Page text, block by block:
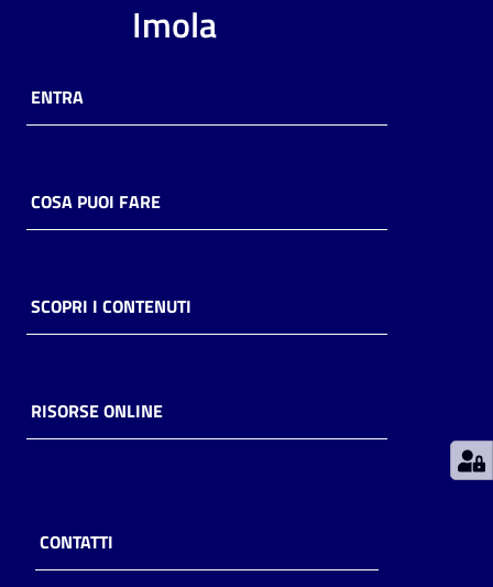
Casa
Piani
Archivio
storico
Patto
Imola
ENTRA
COSA PUOI FARE
SCOPRI I CONTENUTI
RISORSE ONLINE
CONTATTI